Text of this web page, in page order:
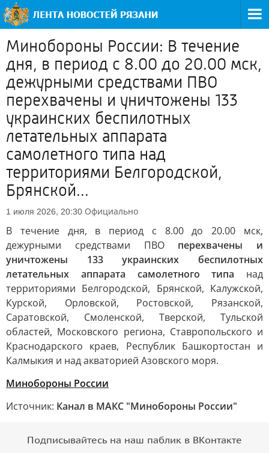
Минобороны России: В течение
дня, в период с 8.00 до 20.00 мск,
дежурными средствами ПВО
перехвачены и уничтожены 133
украинских беспилотных
летательных аппарата
самолетного типа над
территориями Белгородской,
Брянской...
1 июля 2026, 20:30 Официально
В течение дня, в период с 8.00 до 20.00 мск,
дежурными средствами ПВО перехвачены и
уничтожены 133 украинских беспилотных
летательных аппарата самолетного типа над
территориями Белгородской, Брянской, Калужской,
Курской, Орловской, Ростовской, Рязанской,
Саратовской, Смоленской, Тверской, Тульской
областей, Московского региона, Ставропольского и
Краснодарского краев, Республик Башкортостан и
Калмыкия и над акваторией Азовского моря.
Минобороны России
Источник: Канал в МАКС "Минобороны России"
Подписывайтесь на наш паблик в ВКонтакте